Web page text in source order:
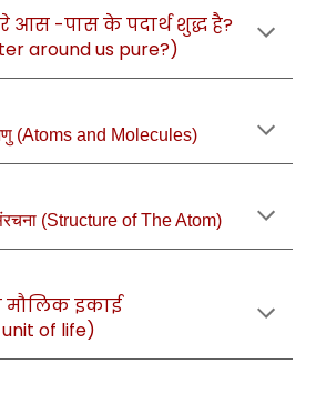
आस -पास के पदार्थ शुद्ध है?
around us pure?)
(Atoms and Molecules)
(Structure of The Atom)
मौलिक इकाई
of life)